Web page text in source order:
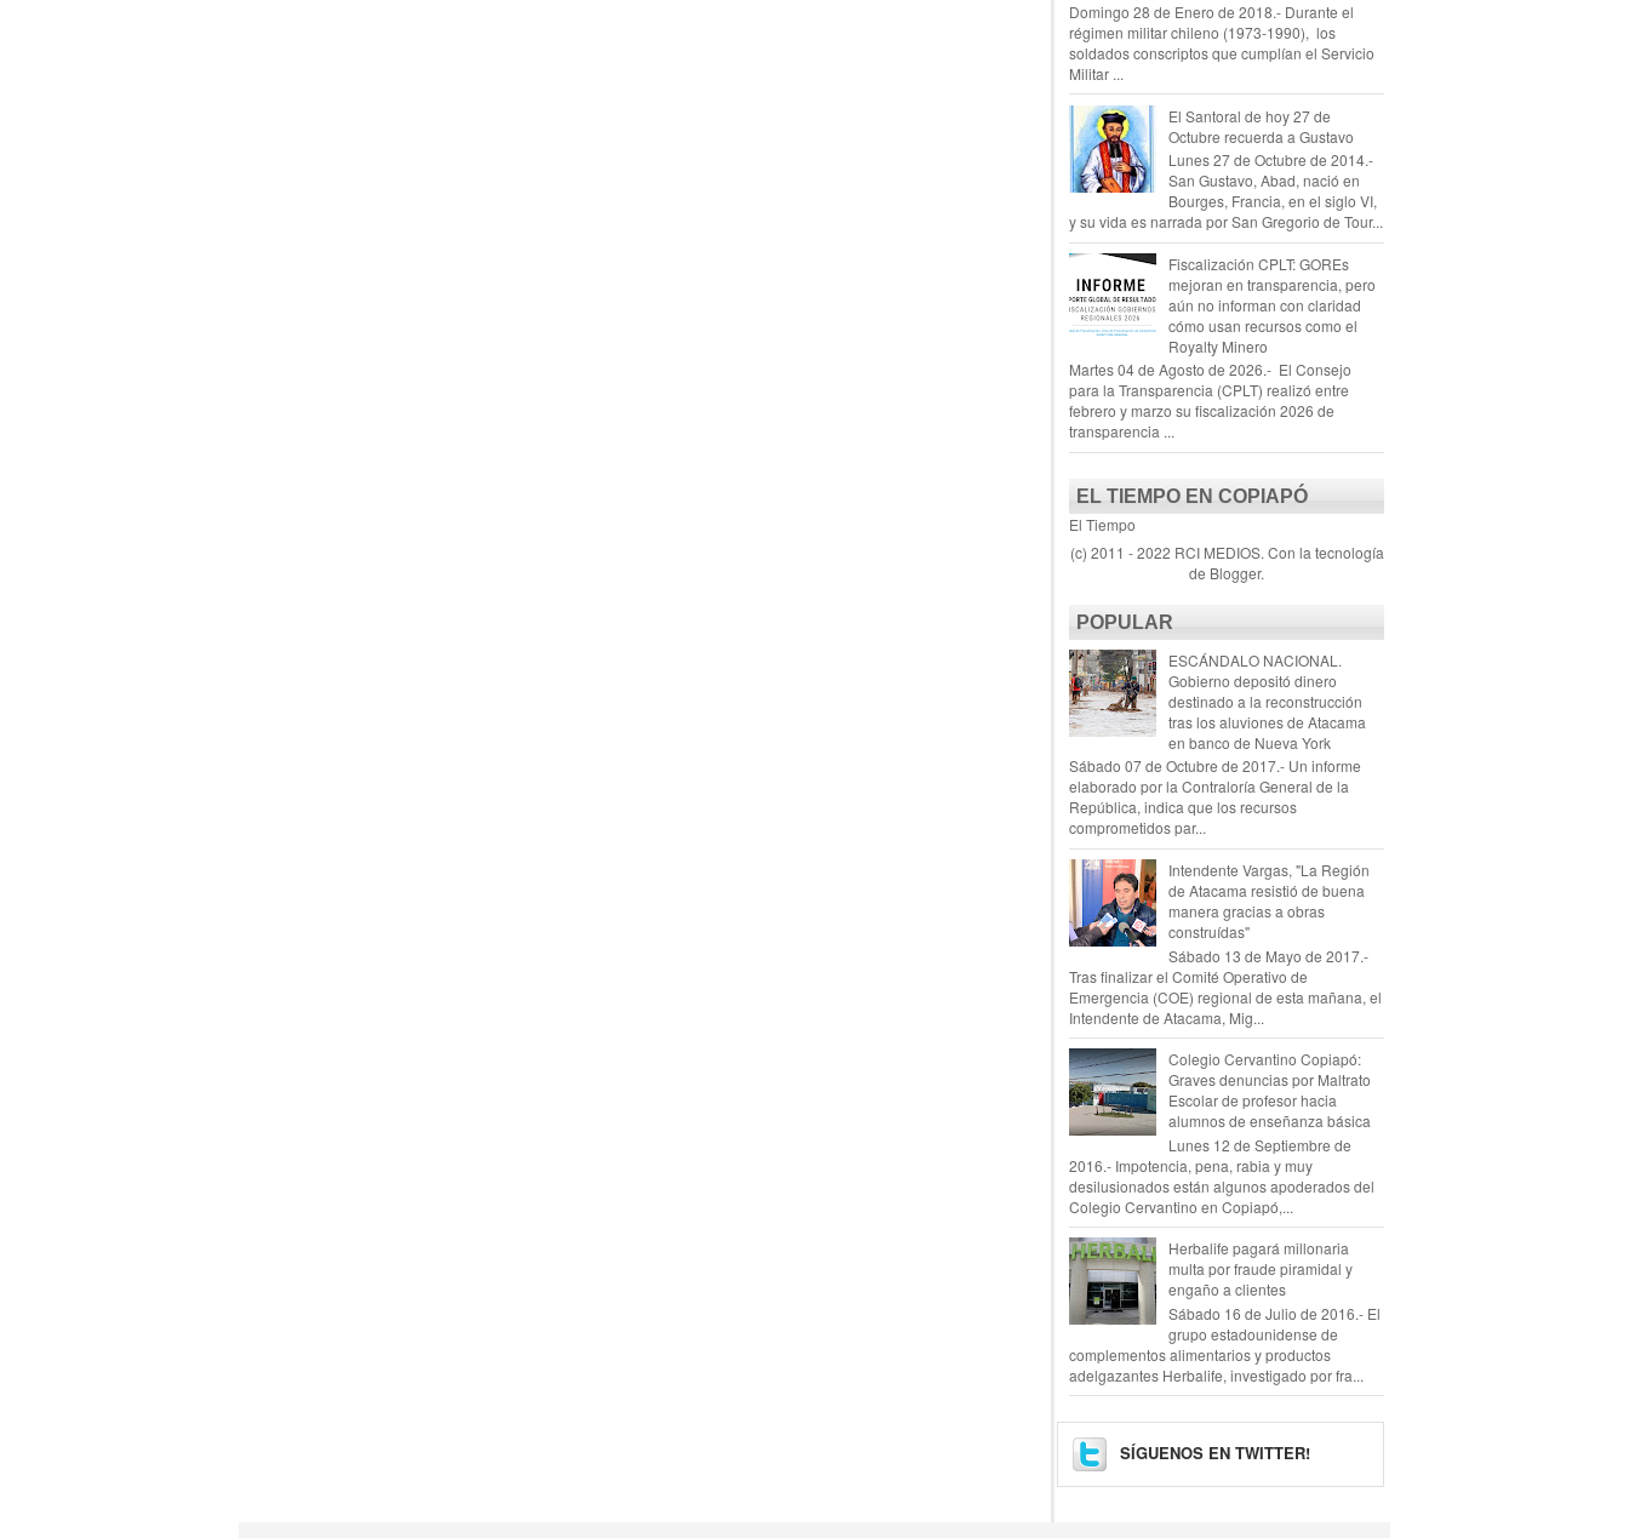
Domingo 28 de Enero de 2018.- Durante el
régimen militar chileno (1973-1990), los
soldados conscriptos que cumplían el Servicio
Militar ...
El Santoral de hoy 27 de
Octubre recuerda a Gustavo
Lunes 27 de Octubre de 2014.-
San Gustavo, Abad, nació en
Bourges, Francia, en el siglo VI,
y su vida es narrada por San Gregorio de Tour...
Fiscalización CPLT: GOREs
mejoran en transparencia, pero
aún no informan con claridad
cómo usan recursos como el
Royalty Minero
Martes 04 de Agosto de 2026.- El Consejo
para la Transparencia (CPLT) realizó entre
febrero y marzo su fiscalización 2026 de
transparencia ...
EL TIEMPO EN COPIAPÓ
El Tiempo
(c) 2011 - 2022 RCI MEDIOS. Con la tecnología
de Blogger.
POPULAR
ESCÁNDALO NACIONAL.
Gobierno depositó dinero
destinado a la reconstrucción
tras los aluviones de Atacama
en banco de Nueva York
Sábado 07 de Octubre de 2017.- Un informe
elaborado por la Contraloría General de la
República, indica que los recursos
comprometidos par...
Intendente Vargas, "La Región
de Atacama resistió de buena
manera gracias a obras
construídas"
Sábado 13 de Mayo de 2017.-
Tras finalizar el Comité Operativo de
Emergencia (COE) regional de esta mañana, el
Intendente de Atacama, Mig...
Colegio Cervantino Copiapó:
Graves denuncias por Maltrato
Escolar de profesor hacia
alumnos de enseñanza básica
Lunes 12 de Septiembre de
2016.- Impotencia, pena, rabia y muy
desilusionados están algunos apoderados del
Colegio Cervantino en Copiapó,...
Herbalife pagará millonaria
multa por fraude piramidal y
engaño a clientes
Sábado 16 de Julio de 2016.- El
grupo estadounidense de
complementos alimentarios y productos
adelgazantes Herbalife, investigado por fra...
SÍGUENOS EN TWITTER!